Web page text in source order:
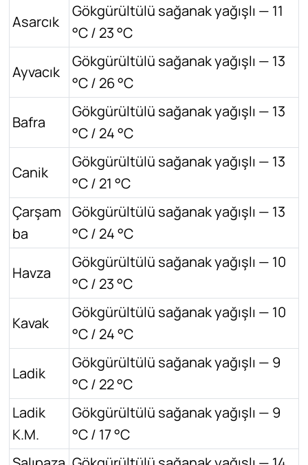
Asarcık
Gökgürültülü sağanak yağışlı — 11
°C / 23 °C
Ayvacık
Gökgürültülü sağanak yağışlı — 13
°C / 26 °C
Bafra
Gökgürültülü sağanak yağışlı — 13
°C / 24 °C
Canik
Gökgürültülü sağanak yağışlı — 13
°C / 21 °C
Çarşam
ba
Gökgürültülü sağanak yağışlı — 13
°C / 24 °C
Havza
Gökgürültülü sağanak yağışlı — 10
°C / 23 °C
Kavak
Gökgürültülü sağanak yağışlı — 10
°C / 24 °C
Ladik
Gökgürültülü sağanak yağışlı — 9
°C / 22 °C
Ladik
K.M.
Gökgürültülü sağanak yağışlı — 9
°C / 17 °C